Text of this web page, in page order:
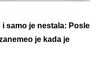
samo je nestala: Posle
je kada je